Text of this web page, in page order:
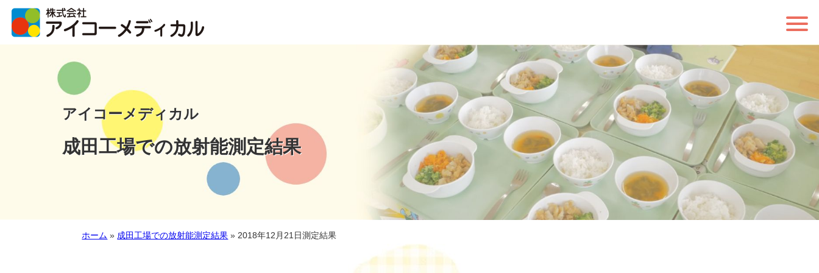
アイコーメディカル
成田工場での放射能測定結果
ホーム » 成田工場での放射能測定結果 »2018年12月21日測定結果